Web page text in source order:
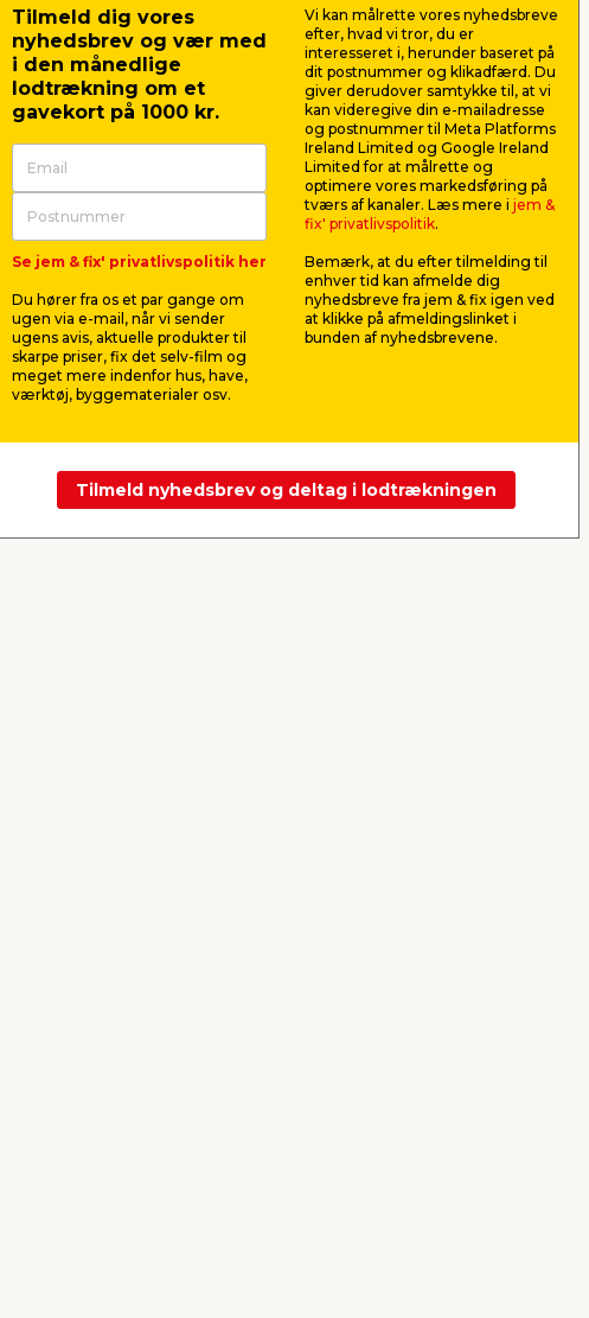
x 25
2 meter.
HORTUS havelåge metal
sort 100 x 100 cm
Sortlakeret låge med låsekasse
og to nøgler. Passer til Hortus
panelhegn.
899,00
Se mere
sortmalet
25 x 125
længde: 4,2
Tilmeld dig vores
nyhedsbrev og vær med
i den månedlige
lodtrækning om et
gavekort på 1000 kr.
Se jem & fix' privatlivspolitik her
Du hører fra os et par gange om
ugen via e-mail, når vi sender
ugens avis, aktuelle produkter til
skarpe priser, fix det selv-film og
meget mere indenfor hus, have,
værktøj, byggematerialer osv.
Vi kan målrette vores nyhedsbreve
efter, hvad vi tror, du er
interesseret i, herunder baseret på
dit postnummer og klikadfærd. Du
giver derudover samtykke til, at vi
kan videregive din e-mailadresse
og postnummer til Meta Platforms
Ireland Limited og Google Ireland
Limited for at målrette og
optimere vores markedsføring på
tværs af kanaler. Læs mere i jem &
fix' privatlivspolitik.
Bemærk, at du efter tilmelding til
enhver tid kan afmelde dig
nyhedsbreve fra jem & fix igen ved
at klikke på afmeldingslinket i
bunden af nyhedsbrevene.
Tilmeld nyhedsbrev og deltag i lodtrækningen